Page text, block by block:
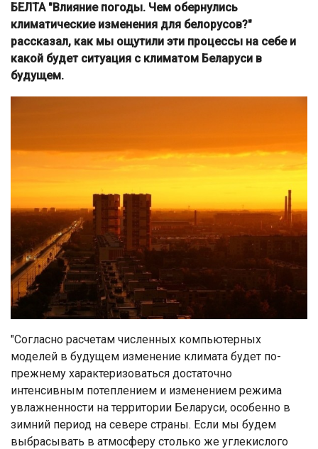
БЕЛТА "Влияние погоды. Чем обернулись
климатические изменения для белорусов?"
рассказал, как мы ощутили эти процессы на себе и
какой будет ситуация с климатом Беларуси в
будущем.
"Согласно расчетам численных компьютерных
моделей в будущем изменение климата будет по-
прежнему характеризоваться достаточно
интенсивным потеплением и изменением режима
увлажненности на территории Беларуси, особенно в
зимний период на севере страны. Если мы будем
выбрасывать в атмосферу столько же углекислого